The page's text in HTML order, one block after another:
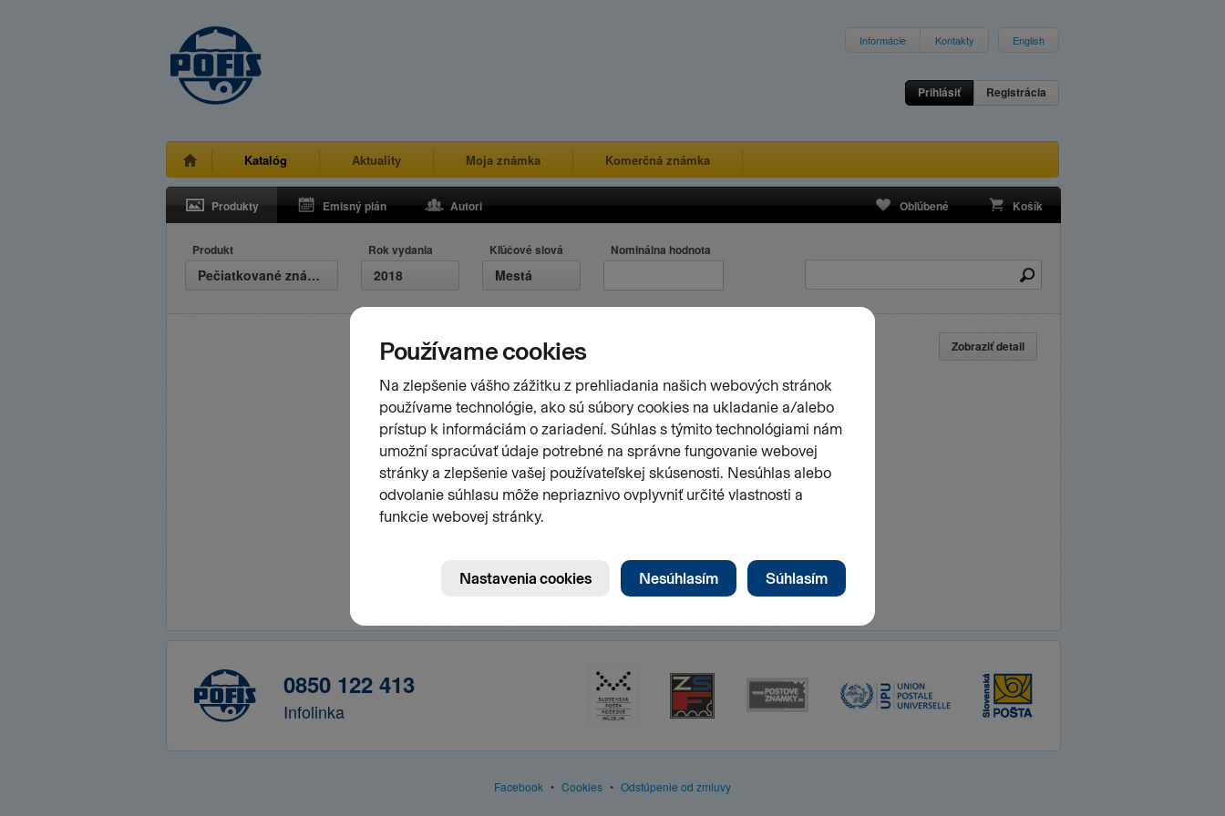
Informácie Kontakty English
Prihlásiť Registrácia
Katalóg Aktuality Moja známka Komerčná známka
Produkty Emisný plán Autori Obľúbené Košík
Produkt
Pečiatkované známky
Rok vydania
2018
Kľúčové slová
Mestá
Nominálna hodnota
Zobraziť detail
0850 122 413
Infolinka
Facebook • Cookies • Odstúpenie od zmluvy